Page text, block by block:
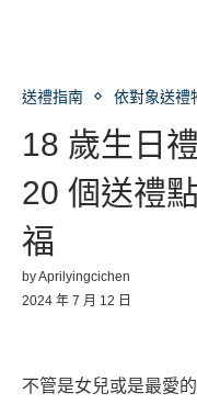
送禮指南 依對象送禮
18 歲生日
20 個送禮
福
byAprilyingcichen
2024 年 7 月 12 日
不管是女兒或是最愛